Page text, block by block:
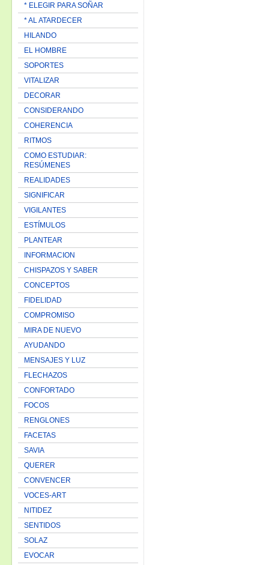
* ELEGIR PARA SOÑAR
* AL ATARDECER
HILANDO
EL HOMBRE
SOPORTES
VITALIZAR
DECORAR
CONSIDERANDO
COHERENCIA
RITMOS
COMO ESTUDIAR:
RESÚMENES
REALIDADES
SIGNIFICAR
VIGILANTES
ESTÍMULOS
PLANTEAR
INFORMACION
CHISPAZOS Y SABER
CONCEPTOS
FIDELIDAD
COMPROMISO
MIRA DE NUEVO
AYUDANDO
MENSAJES Y LUZ
FLECHAZOS
CONFORTADO
FOCOS
RENGLONES
FACETAS
SAVIA
QUERER
CONVENCER
VOCES-ART
NITIDEZ
SENTIDOS
SOLAZ
EVOCAR